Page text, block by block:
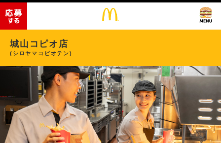
城山コピオ店
(シロヤマコピオテン)